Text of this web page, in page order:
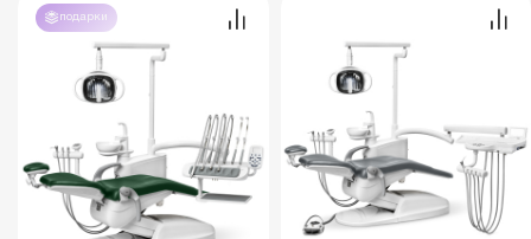
подарки